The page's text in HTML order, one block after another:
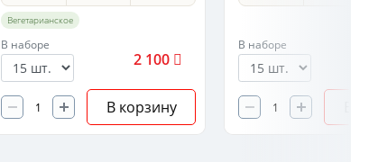
Вегетарианское
В наборе
2 100
В корзину
В наборе